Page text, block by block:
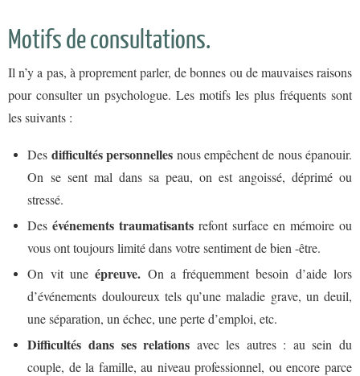
Motifs de consultations.
Il n’y a pas, à proprement parler, de bonnes ou de mauvaises raisons
pour consulter un psychologue. Les motifs les plus fréquents sont
les suivants :
Des difficultés personnelles nous empêchent de nous épanouir.
On se sent mal dans sa peau, on est angoissé, déprimé ou
stressé.
Desévénements traumatisants refont surface en mémoire ou
vous ont toujours limité dans votre sentiment de bien -être.
On vit une épreuve. On a fréquemment besoin d’aide lors
d’événements douloureux tels qu’une maladie grave, un deuil,
une séparation, un échec, une perte d’emploi, etc.
Difficultés dans ses relations avec les autres : au sein du
couple, de la famille, au niveau professionnel, ou encore parce